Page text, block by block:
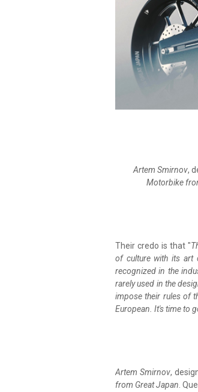
Artem Smirnov,
Motorbike
Their credo is that "
of culture with its art
recognized in the
rarely used in the
impose their rules of
European. It's time to
Artem Smirnov,
from Great Japan .